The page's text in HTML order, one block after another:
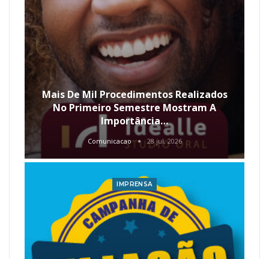
Mais De Mil Procedimentos Realizados
No Primeiro Semestre Mostram A
Importância…
Comunicacao 28 jul, 2026
IMPRENSA